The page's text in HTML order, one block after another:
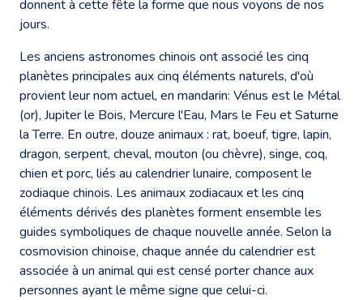
donnent à cette fête la forme que nous voyons de nos
jours.
Les anciens astronomes chinois ont associé les cinq
planètes principales aux cinq éléments naturels, d'où
provient leur nom actuel, en mandarin: Vénus est le Métal
(or), Jupiter le Bois, Mercure l'Eau, Mars le Feu et Saturne
la Terre. En outre, douze animaux : rat, boeuf, tigre, lapin,
dragon, serpent, cheval, mouton (ou chèvre), singe, coq,
chien et porc, liés au calendrier lunaire, composent le
zodiaque chinois. Les animaux zodiacaux et les cinq
éléments dérivés des planètes forment ensemble les
guides symboliques de chaque nouvelle année. Selon la
cosmovision chinoise, chaque année du calendrier est
associée à un animal qui est censé porter chance aux
personnes ayant le même signe que celui-ci.